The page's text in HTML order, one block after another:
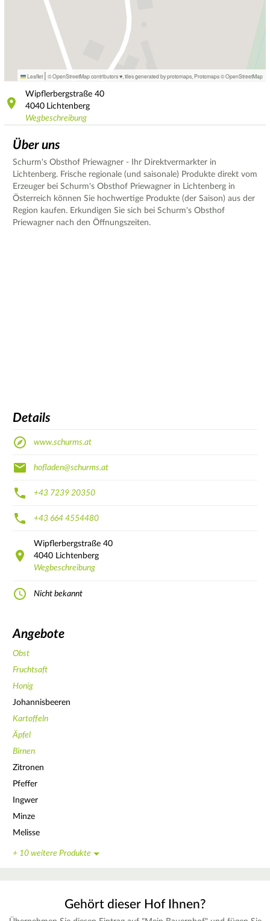
Leaflet | © OpenStreetMap contributors ♥, tiles generated by protomaps Protomaps©OpenStreetMap
Wipflerbergstraße 40
4040 Lichtenberg
Wegbeschreibung
Über uns
Schurm's Obsthof Priewagner - Ihr Direktvermarkter in
Lichtenberg. Frische regionale (und saisonale) Produkte direkt vom
Erzeuger bei Schurm's Obsthof Priewagner in Lichtenberg in
Österreich können Sie hochwertige Produkte (der Saison) aus der
Region kaufen. Erkundigen Sie sich bei Schurm's Obsthof
Priewagner nach den Öffnungszeiten.
Details
www.schurms.at
hofladen@schurms.at
+43 7239 20350
+43 664 4554480
Wipflerbergstraße 40
4040 Lichtenberg
Wegbeschreibung
Nicht bekannt
Angebote
Obst
Fruchtsaft
Honig
Johannisbeeren
Kartoffeln
Äpfel
Birnen
Zitronen
Pfeffer
Ingwer
Minze
Melisse
+ 10 weitere Produkte
Gehört dieser Hof Ihnen?